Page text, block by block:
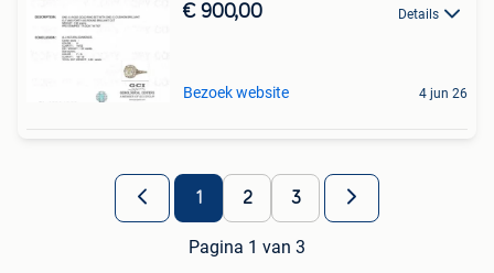
€ 900,00 Details
Bezoek website 4 jun 26
1 2 3
Pagina 1 van 3